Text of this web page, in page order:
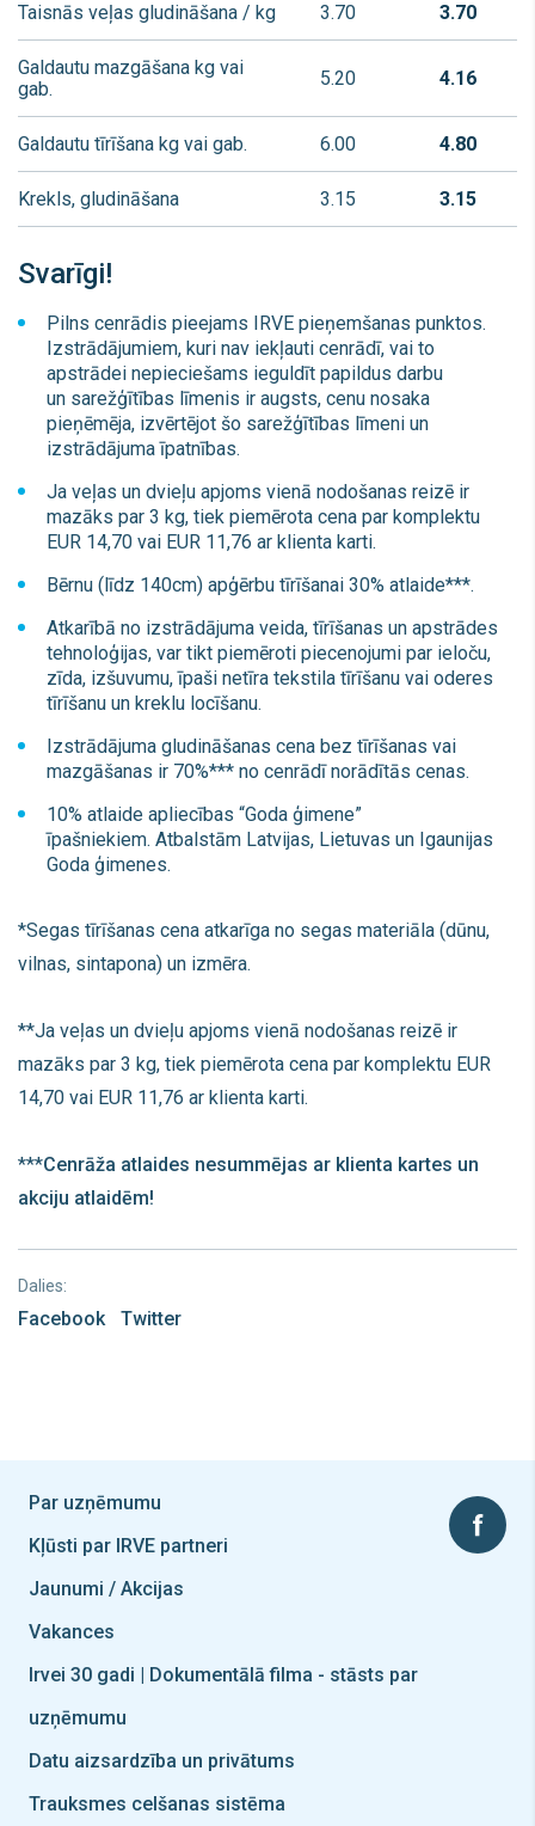
Taisnās veļas gludināšana / kg 3.70 3.70
Galdautu mazgāšana kg vai
gab.
5.20 4.16
Galdautu tīrīšana kg vai gab. 6.00 4.80
Krekls, gludināšana 3.15 3.15
Svarīgi!
Pilns cenrādis pieejams IRVE pieņemšanas punktos.
Izstrādājumiem, kuri nav iekļauti cenrādī, vai to
apstrādei nepieciešams ieguldīt papildus darbu
un sarežģītības līmenis ir augsts, cenu nosaka
pieņēmēja, izvērtējot šo sarežģītības līmeni un
izstrādājuma īpatnības.
Ja veļas un dvieļu apjoms vienā nodošanas reizē ir
mazāks par 3 kg, tiek piemērota cena par komplektu
EUR 14,70 vai EUR 11,76 ar klienta karti.
Bērnu (līdz 140cm) apģērbu tīrīšanai 30% atlaide***.
Atkarībā no izstrādājuma veida, tīrīšanas un apstrādes
tehnoloģijas, var tikt piemēroti piecenojumi par ieloču,
zīda, izšuvumu, īpaši netīra tekstila tīrīšanu vai oderes
tīrīšanu un kreklu locīšanu.
Izstrādājuma gludināšanas cena bez tīrīšanas vai
mazgāšanas ir 70%*** no cenrādī norādītās cenas.
10% atlaide apliecības “Goda ģimene”
īpašniekiem. Atbalstām Latvijas, Lietuvas un Igaunijas
Goda ģimenes.
*Segas tīrīšanas cena atkarīga no segas materiāla (dūnu,
vilnas, sintapona) un izmēra.
**Ja veļas un dvieļu apjoms vienā nodošanas reizē ir
mazāks par 3 kg, tiek piemērota cena par komplektu EUR
14,70 vai EUR 11,76 ar klienta karti.
***Cenrāža atlaides nesummējas ar klienta kartes un
akciju atlaidēm!
Dalies:
Facebook Twitter
Par uzņēmumu
Kļūsti par IRVE partneri
Jaunumi / Akcijas
Vakances
Irvei 30 gadi | Dokumentālā filma - stāsts par
uzņēmumu
Datu aizsardzība un privātums
Trauksmes celšanas sistēma